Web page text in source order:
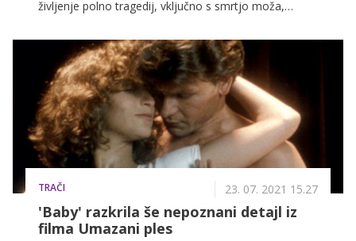
življenje polno tragedij, vključno s smrtjo moža,
TRAČI 23. 07. 2021 15.27
'Baby' razkrila še nepoznani detajl iz
filma Umazani ples